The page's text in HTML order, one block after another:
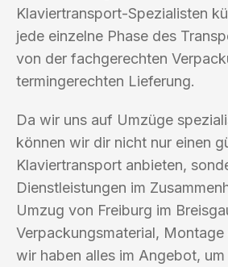
Klaviertransport-Spezialisten
jede einzelne Phase des
von der fachgerechten
termingerechten Lieferung.
Da wir uns auf Umzüge
können wir dir nicht nur einen
Klaviertransport anbieten,
Dienstleistungen im
Umzug von Freiburg im
Verpackungsmaterial,
wir haben alles im Angebot,